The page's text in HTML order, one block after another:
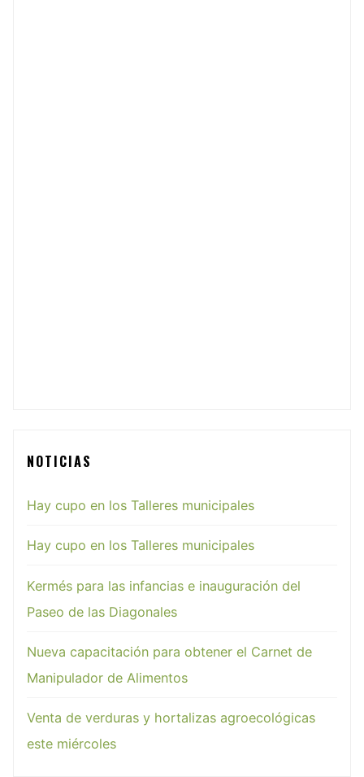
NOTICIAS
Hay cupo en los Talleres municipales
Hay cupo en los Talleres municipales
Kermés para las infancias e inauguración del
Paseo de las Diagonales
Nueva capacitación para obtener el Carnet de
Manipulador de Alimentos
Venta de verduras y hortalizas agroecológicas
este miércoles